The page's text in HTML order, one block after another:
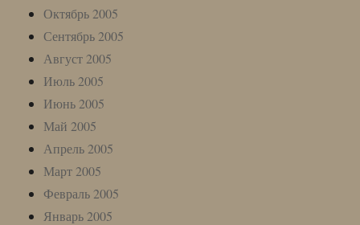
Октябрь 2005
Сентябрь 2005
Август 2005
Июль 2005
Июнь 2005
Май 2005
Апрель 2005
Март 2005
Февраль 2005
Январь 2005